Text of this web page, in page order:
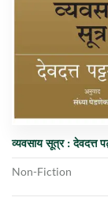
व्यवसाय सूत्र : देवदत्त
Non-Fiction